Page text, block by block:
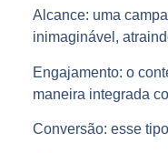
Alcance: uma
inimaginável,
Engajamento: o
maneira integrada
Conversão: esse